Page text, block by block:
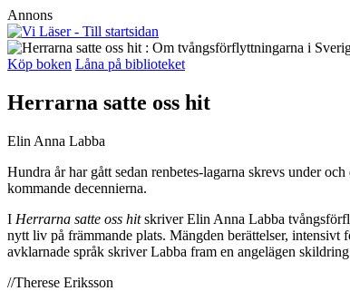
Annons
Köp boken Låna på biblioteket
Herrarna satte oss hit
Elin Anna Labba
Hundra år har gått sedan renbetes-lagarna skrevs under
kommande decennierna.
I Herrarna satte oss hitskriver Elin Anna Labba
nytt liv på främmande plats. Mängden berättelser,
avklarnade språk skriver Labba fram en angelägen
//Therese Eriksson